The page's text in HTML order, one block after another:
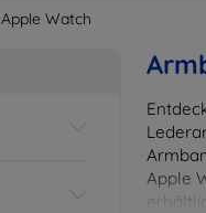
Apple Watch
Apple